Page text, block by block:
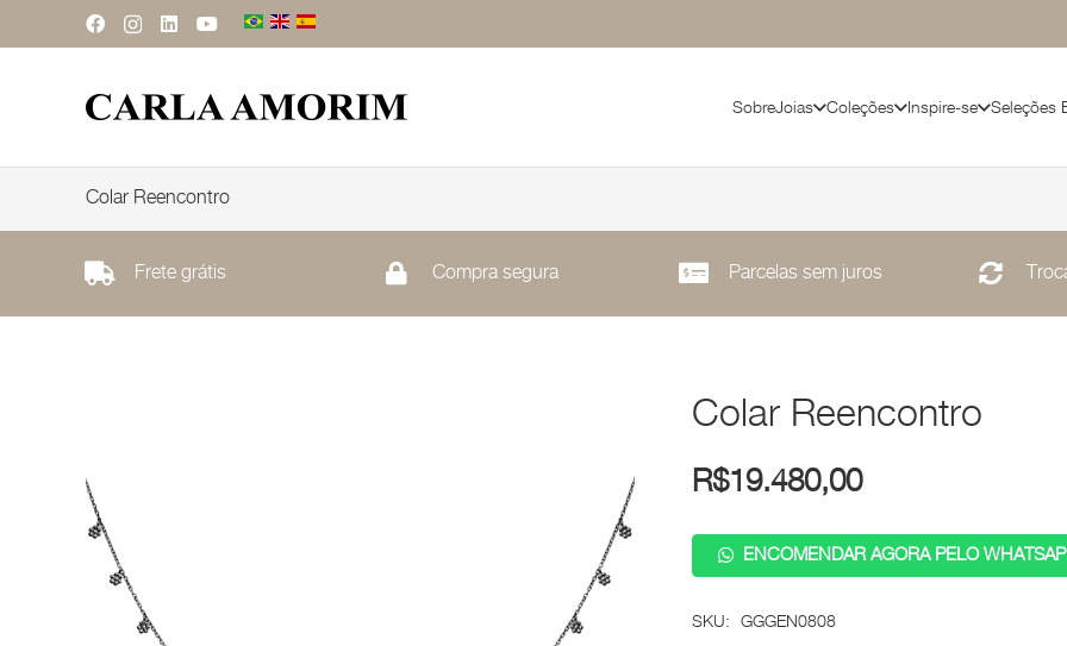
SobreJoias Coleções Inspire-se Seleções
Colar Reencontro
Frete grátis Compra segura Parcelas sem juros
Colar Reencontro
R$19.480,00
ENCOMENDAR AGORA PELO
SKU: GGGEN0808